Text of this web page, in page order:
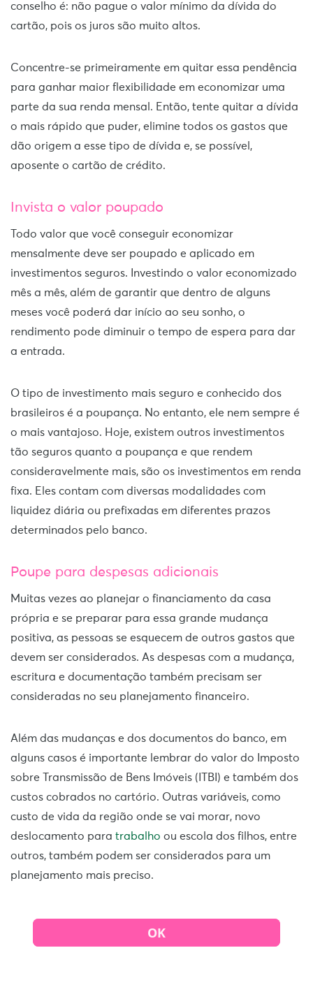
conselho é: não pague o valor mínimo da dívida do
cartão, pois os juros são muito altos.
Concentre-se primeiramente em quitar essa pendência
para ganhar maior flexibilidade em economizar uma
parte da sua renda mensal. Então, tente quitar a dívida
o mais rápido que puder, elimine todos os gastos que
dão origem a esse tipo de dívida e, se possível,
aposente o cartão de crédito.
Invista o valor poupado
Todo valor que você conseguir economizar
mensalmente deve ser poupado e aplicado em
investimentos seguros.
Investindo o valor economizado
mês a mês, além de garantir que dentro de alguns
meses você poderá dar início ao seu sonho, o
rendimento pode diminuir o tempo de espera para dar
a entrada.
O tipo de investimento mais seguro e conhecido dos
brasileiros é a poupança. No entanto, ele nem sempre é
o mais vantajoso. Hoje, existem outros investimentos
tão seguros quanto a poupança e que rendem
consideravelmente mais, são os investimentos em renda
fixa. Eles contam com diversas modalidades com
liquidez diária ou prefixadas em diferentes prazos
determinados pelo banco.
Poupe para despesas adicionais
Muitas vezes ao planejar o financiamento da casa
própria e se preparar para essa grande mudança
positiva, as pessoas se esquecem de outros gastos que
devem ser considerados. As despesas com a mudança,
escritura e documentação também precisam ser
consideradas no seu planejamento financeiro.
Além das mudanças e dos documentos do banco, em
alguns casos é importante lembrar do valor do Imposto
sobre Transmissão de Bens Imóveis (ITBI) e também dos
custos cobrados no cartório. Outras variáveis, como
custo de vida da região onde se vai morar, novo
deslocamento para trabalho ou escola dos filhos, entre
outros, também podem ser considerados para um
planejamento mais preciso.